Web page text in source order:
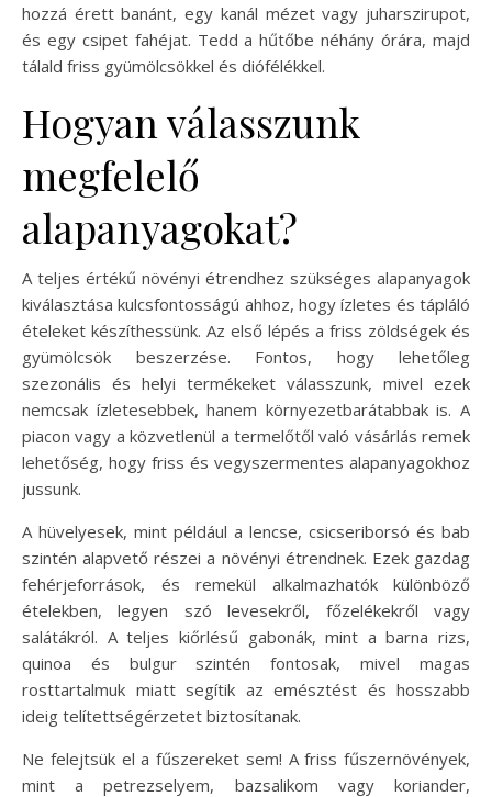
hozzá érett banánt, egy kanál mézet vagy juharszirupot,
és egy csipet fahéjat. Tedd a hűtőbe néhány órára, majd
tálald friss gyümölcsökkel és diófélékkel.
Hogyan válasszunk
megfelelő
alapanyagokat?
A teljes értékű növényi étrendhez szükséges alapanyagok
kiválasztása kulcsfontosságú ahhoz, hogy ízletes és tápláló
ételeket készíthessünk. Az első lépés a friss zöldségek és
gyümölcsök beszerzése. Fontos, hogy lehetőleg
szezonális és helyi termékeket válasszunk, mivel ezek
nemcsak ízletesebbek, hanem környezetbarátabbak is. A
piacon vagy a közvetlenül a termelőtől való vásárlás remek
lehetőség, hogy friss és vegyszermentes alapanyagokhoz
jussunk.
A hüvelyesek, mint például a lencse, csicseriborsó és bab
szintén alapvető részei a növényi étrendnek. Ezek gazdag
fehérjeforrások, és remekül alkalmazhatók különböző
ételekben, legyen szó levesekről, főzelékekről vagy
salátákról. A teljes kiőrlésű gabonák, mint a barna rizs,
quinoa és bulgur szintén fontosak, mivel magas
rosttartalmuk miatt segítik az emésztést és hosszabb
ideig telítettségérzetet biztosítanak.
Ne felejtsük el a fűszereket sem! A friss fűszernövények,
mint a petrezselyem, bazsalikom vagy koriander,